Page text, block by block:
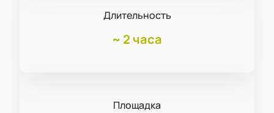
Длительность
~ 2 часа
Площадка